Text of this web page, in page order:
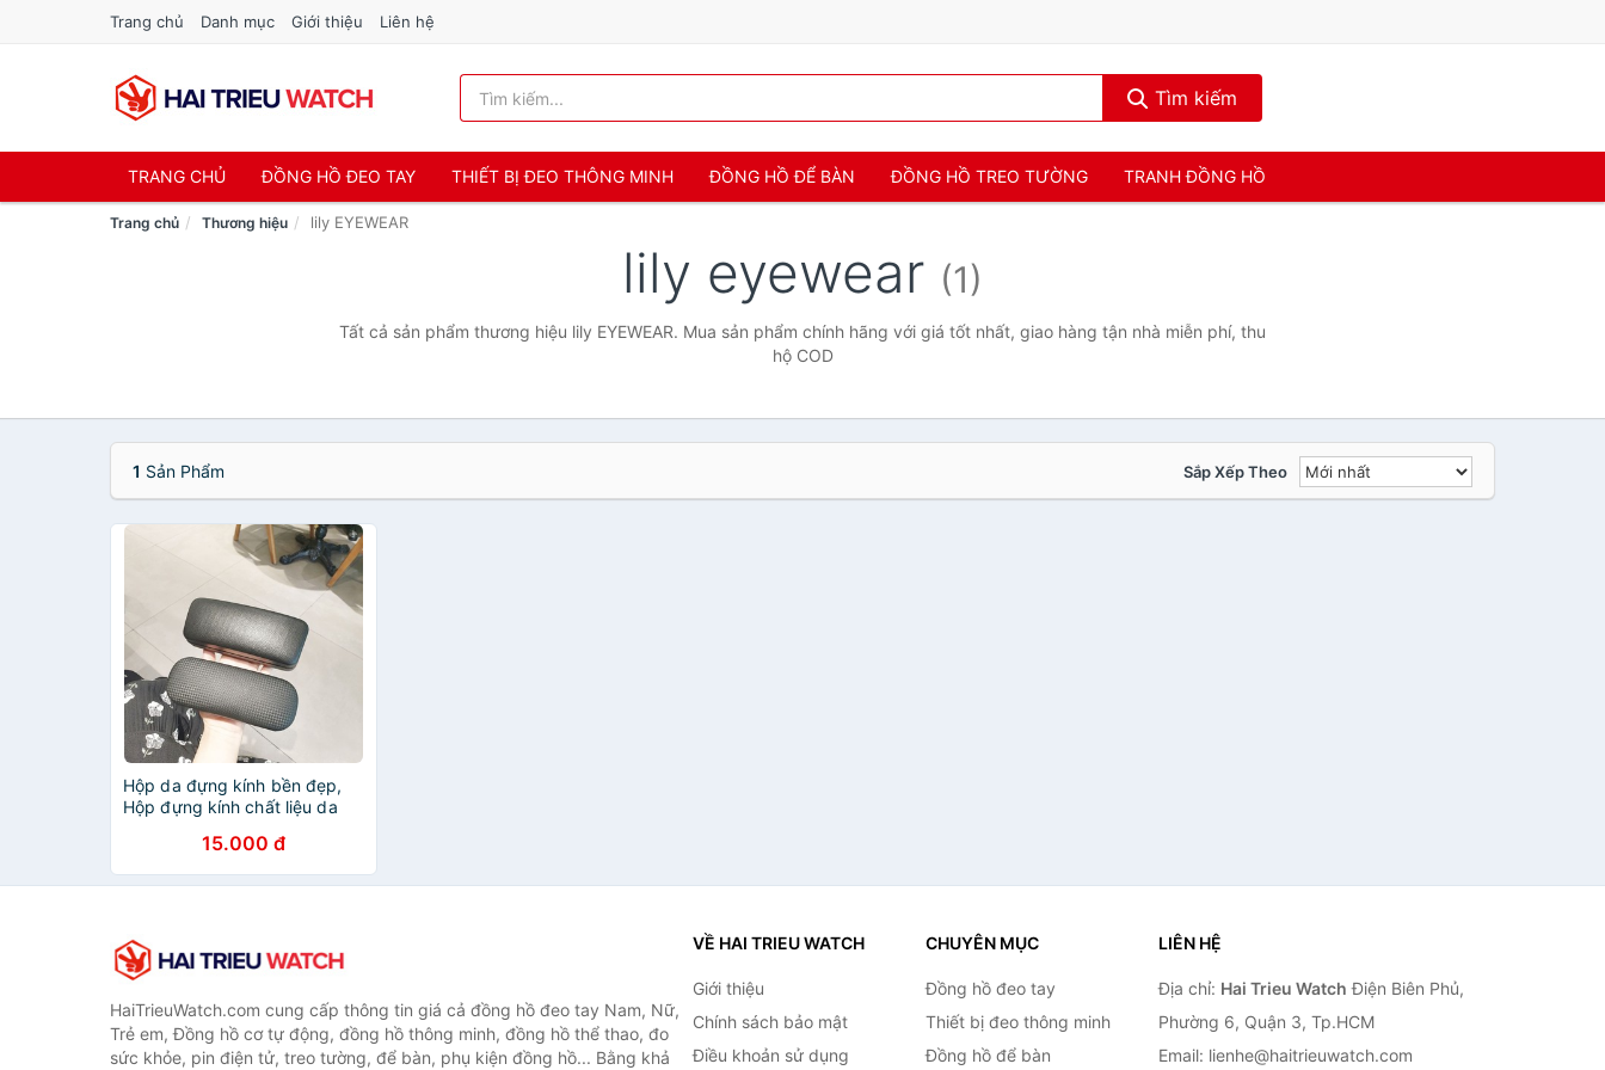
Trang chủ Danh mục Giới thiệu Liên hệ
Tìm kiếm
TRANG CHỦ ĐỒNG HỒ ĐEO TAY THIẾT BỊ ĐEO THÔNG MINH ĐỒNG HỒ ĐỂ BÀN ĐỒNG HỒ TREO TƯỜNG TRANH ĐỒNG HỒ
Trang chủ Thương hiệu lily EYEWEAR
lily eyewear (1)
Tất cả sản phẩm thương hiệu lily EYEWEAR. Mua sản phẩm chính hãng với giá tốt nhất, giao hàng tận nhà miễn phí, thu
hộ COD
1 Sản Phẩm Sắp Xếp Theo
Hộp da đựng kính bền đẹp,
Hộp đựng kính chất liệu da
15.000 đ
HaiTrieuWatch.com cung cấp thông tin giá cả đồng hồ đeo tay Nam, Nữ,
Trẻ em, Đồng hồ cơ tự động, đồng hồ thông minh, đồng hồ thể thao, đo
sức khỏe, pin điện tử, treo tường, để bàn, phụ kiện đồng hồ... Bằng khả
VỀ HAI TRIEU WATCH
Giới thiệu
Chính sách bảo mật
Điều khoản sử dụng
CHUYÊN MỤC
Đồng hồ đeo tay
Thiết bị đeo thông minh
Đồng hồ để bàn
LIÊN HỆ
Địa chỉ: Hai Trieu Watch Điện Biên Phủ,
Phường 6, Quận 3, Tp.HCM
Email: lienhe@haitrieuwatch.com